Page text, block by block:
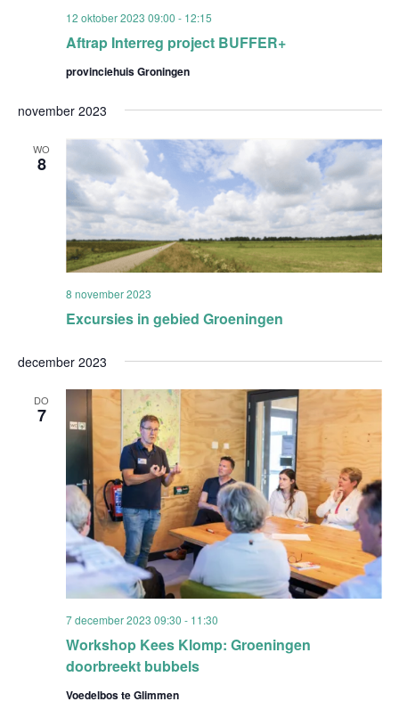
Aftrap Interreg project BUFFER+
12 oktober 2023 09:00 - 12:15
provinciehuis Groningen
november 2023
WO
8
Excursies in gebied Groeningen
8 november 2023
december 2023
DO
7
Workshop Kees Klomp: Groeningen
doorbreekt bubbels
7 december 2023 09:30 - 11:30
Voedelbos te Glimmen